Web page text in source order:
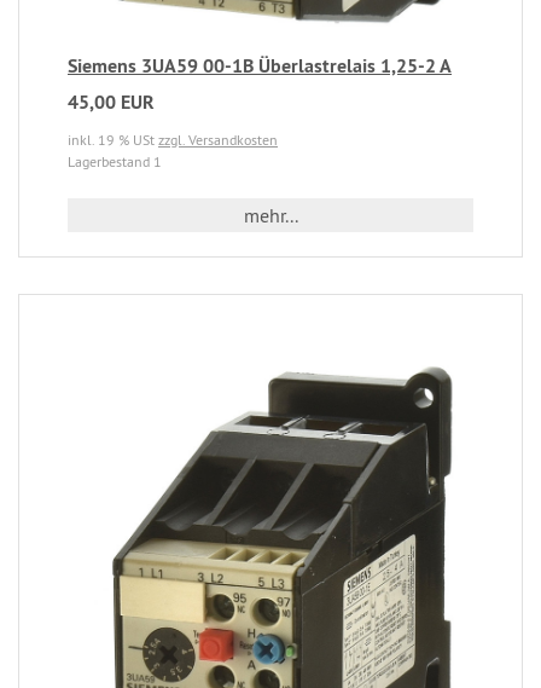
Siemens 3UA59 00-1B Überlastrelais 1,25-2 A
45,00 EUR
inkl. 19 % USt zzgl. Versandkosten
Lagerbestand 1
mehr...